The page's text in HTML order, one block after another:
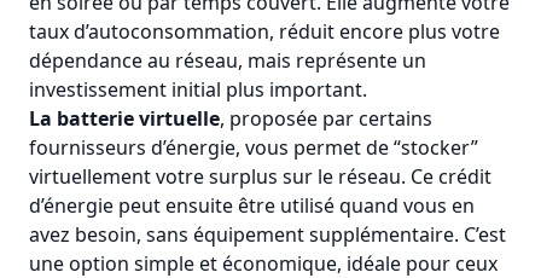
taux d’autoconsommation, réduit encore plus votre
dépendance au réseau, mais représente un
investissement initial plus important.
La batterie virtuelle, proposée par certains
fournisseurs d’énergie, vous permet de “stocker”
virtuellement votre surplus sur le réseau. Ce crédit
d’énergie peut ensuite être utilisé quand vous en
avez besoin, sans équipement supplémentaire. C’est
une option simple et économique, idéale pour ceux